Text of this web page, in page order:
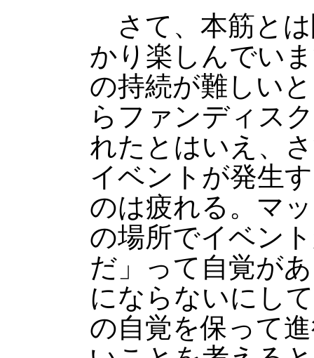
さて、本筋と
かり楽しんでい
の持続が難しい
らファンディス
れたとはいえ、
イベントが発生
のは疲れる。マ
の場所でイベン
だ」って自覚が
にならないにし
の自覚を保って